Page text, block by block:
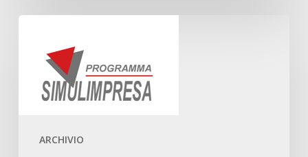
ARCHIVIO
Formazione
Formatori